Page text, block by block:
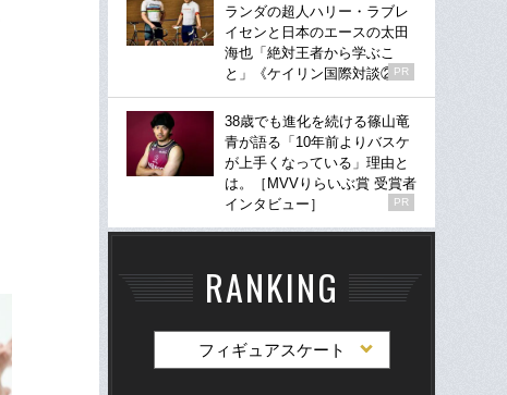
ランダの超人ハリー・ラブレ
イセンと日本のエースの太田
海也「絶対王者から学ぶこ
と」《ケイリン国際対談②》
PR
38歳でも進化を続ける篠山竜
青が語る「10年前よりバスケ
が上手くなっている」理由と
は。［MVVりらいぶ賞 受賞者
インタビュー］
PR
RANKING
フィギュアスケート